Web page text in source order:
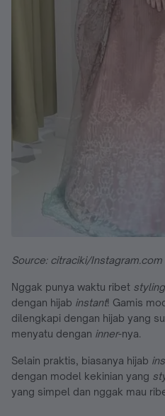
Source: citraciki/Instagram.com
Nggak punya waktu ribet styling
dengan hijab instant! Gamis
dilengkapi dengan hijab yang
menyatu dengan inner-nya.
Selain praktis, biasanya hijab
dengan model kekinian yang
yang simpel dan nggak mau